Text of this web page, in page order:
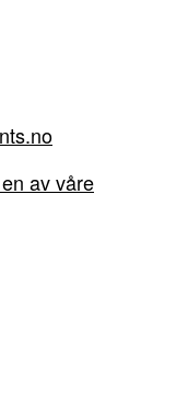
av våre